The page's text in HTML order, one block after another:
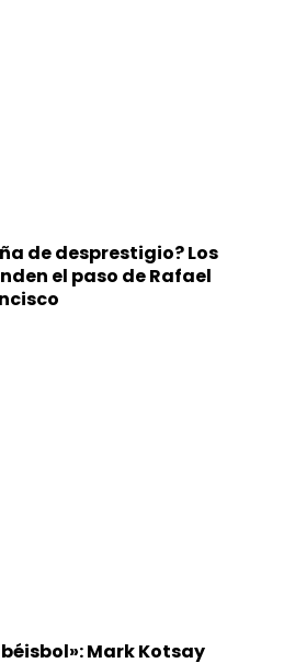
de desprestigio? Los
el paso de Rafael
Mark Kotsay